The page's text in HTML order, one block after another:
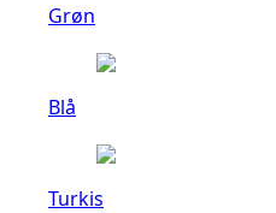
Grøn
Blå
Turkis